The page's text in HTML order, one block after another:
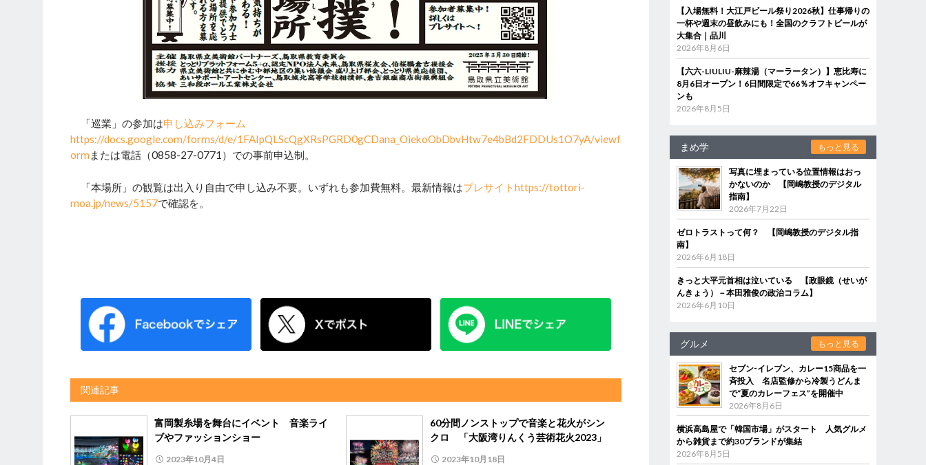
「巡業」の参加は申し込みフォーム
https://docs.google.com/forms/d/e/1FAIpQLScQgXRsPGRD0gCDana_OiekoObDbvHtw7e4bBd2FDDUs1O7yA/viewf
orm または電話（0858-27-0771）での事前申込制。
「本場所」の観覧は出入り自由で申し込み不要。いずれも参加費無料。最新情報はプレサイトhttps://tottori-
moa.jp/news/5157で確認を。
関連記事
富岡製糸場を舞台にイベント 音楽ライ
ブやファッションショー
2023年10月4日
60分間ノンストップで音楽と花火がシン
クロ 「大阪湾りんくう芸術花火2023」
2023年10月18日
【入場無料！大江戸ビール祭り2026秋】仕事帰りの
一杯や週末の昼飲みにも！全国のクラフトビールが
大集合｜品川
2026年8月6日
【六六-LIULIU-麻辣湯（マーラータン）】恵比寿に
8月6日オープン！6日間限定で66％オフキャンペー
ンも
2026年8月5日
まめ学 もっと見る
写真に埋まっている位置情報はおっ
かないのか 【岡嶋教授のデジタル
指南】
2026年7月22日
ゼロトラストって何？ 【岡嶋教授のデジタル指
南】
2026年6月18日
きっと大平元首相は泣いている 【政眼鏡（せいが
んきょう）－本田雅俊の政治コラム】
2026年6月10日
グルメ もっと見る
セブン‐イレブン、カレー15商品を一
斉投入 名店監修から冷製うどんま
で“夏のカレーフェス”を開催中
2026年8月6日
横浜高島屋で「韓国市場」がスタート 人気グルメ
から雑貨まで約30ブランドが集結
2026年8月5日